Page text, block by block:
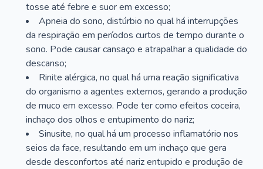
tosse até febre e suor em excesso;
Apneia do sono, distúrbio no qual há interrupções
da respiração em períodos curtos de tempo durante o
sono. Pode causar cansaço e atrapalhar a qualidade do
descanso;
Rinite alérgica, no qual há uma reação significativa
do organismo a agentes externos, gerando a produção
de muco em excesso. Pode ter como efeitos coceira,
inchaço dos olhos e entupimento do nariz;
Sinusite, no qual há um processo inflamatório nos
seios da face, resultando em um inchaço que gera
desde desconfortos até nariz entupido e produção de